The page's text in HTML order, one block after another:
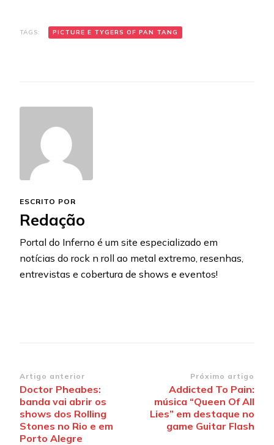
TAGS: PICTURE E TYGERS OF PAN TANG
ESCRITO POR
Redação
Portal do Inferno é um site especializado em
notícias do rock n roll ao metal extremo, resenhas,
entrevistas e cobertura de shows e eventos!
Navegação
de
post
Artigo anterior
Doctor Pheabes:
banda vai abrir os
shows dos Rolling
Stones no Rio e em
Porto Alegre
Próximo artigo
Addicted To Pain:
música “Queen Of All
Lies” em destaque no
game Guitar Flash